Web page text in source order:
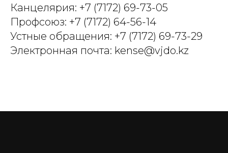
Канцелярия: +7 (7172) 69-73-05
Профсоюз: +7 (7172) 64-56-14
Устные обращения: +7 (7172) 69-73-29
Электронная почта: kense@vjdo.kz